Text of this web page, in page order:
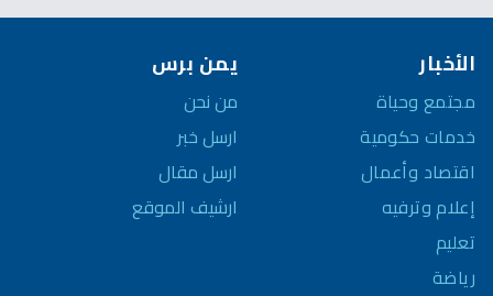
الأخبار
مجتمع وحياة
خدمات حكومية
اقتصاد وأعمال
إعلام وترفيه
تعليم
رياضة
يمن برس
من نحن
ارسل خبر
ارسل مقال
ارشيف الموقع